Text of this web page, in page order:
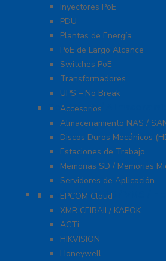
Inyectores PoE
PDU
Plantas de Energía
PoE de Largo Alcance
Switches PoE
Transformadores
UPS – No Break
Servidores /
Accesorios
Almacenamiento NAS /
Discos Duros Mecánicos
Estaciones de Trabajo
Memorias SD / Memorias
Servidores de Aplicación
Software CMS / VMS /
EPCOM Cloud
XMR CEIBAII / KAPOK
ACTi
HIKVISION
Honeywell